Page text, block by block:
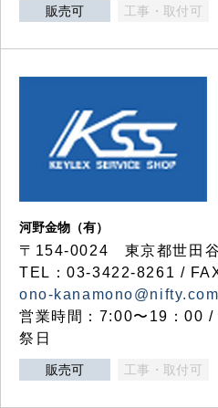
販売可 工事・取付可
河野金物（有）
〒154-0024 東京都世田
TEL：03-3422-8261 /
ono-kanamono@nifty.com
営業時間：7:00〜19：00 /
祭日
販売可 工事・取付可